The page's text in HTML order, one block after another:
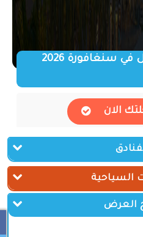
سنغافورة 2026
الان
السياحية
العرض